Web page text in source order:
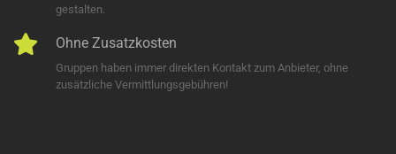
gestalten.
Ohne Zusatzkosten
Gruppen haben immer direkten Kontakt zum Anbieter, ohne
zusätzliche Vermittlungsgebühren!